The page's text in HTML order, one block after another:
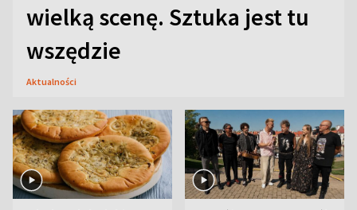
wielką scenę. Sztuka jest tu
wszędzie
Aktualności